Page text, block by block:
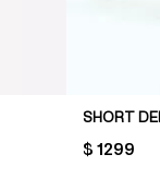
PRICE:
$ 1299